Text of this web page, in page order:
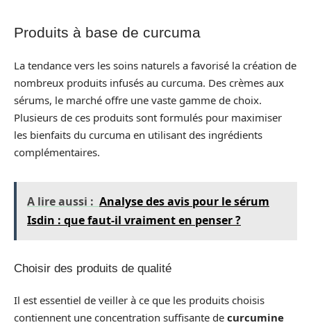
Produits à base de curcuma
La tendance vers les soins naturels a favorisé la création de
nombreux produits infusés au curcuma. Des crèmes aux
sérums, le marché offre une vaste gamme de choix.
Plusieurs de ces produits sont formulés pour maximiser
les bienfaits du curcuma en utilisant des ingrédients
complémentaires.
A lire aussi : Analyse des avis pour le sérum
Isdin : que faut-il vraiment en penser ?
Choisir des produits de qualité
Il est essentiel de veiller à ce que les produits choisis
contiennent une concentration suffisante de curcumine